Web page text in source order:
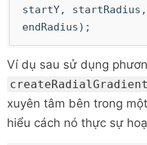
startY, startRadius,
endRadius);
Ví dụ sau sử dụng
xuyên tâm bên trong
hiểu cách nó thực sự